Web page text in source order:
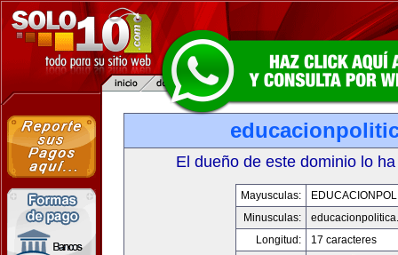
El dueño de este dominio lo
Mayusculas:
Minusculas:
Longitud:
17 caracteres